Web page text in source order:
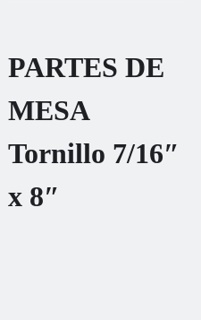
PARTES DE
MESA
Tornillo 7/16″
x 8″